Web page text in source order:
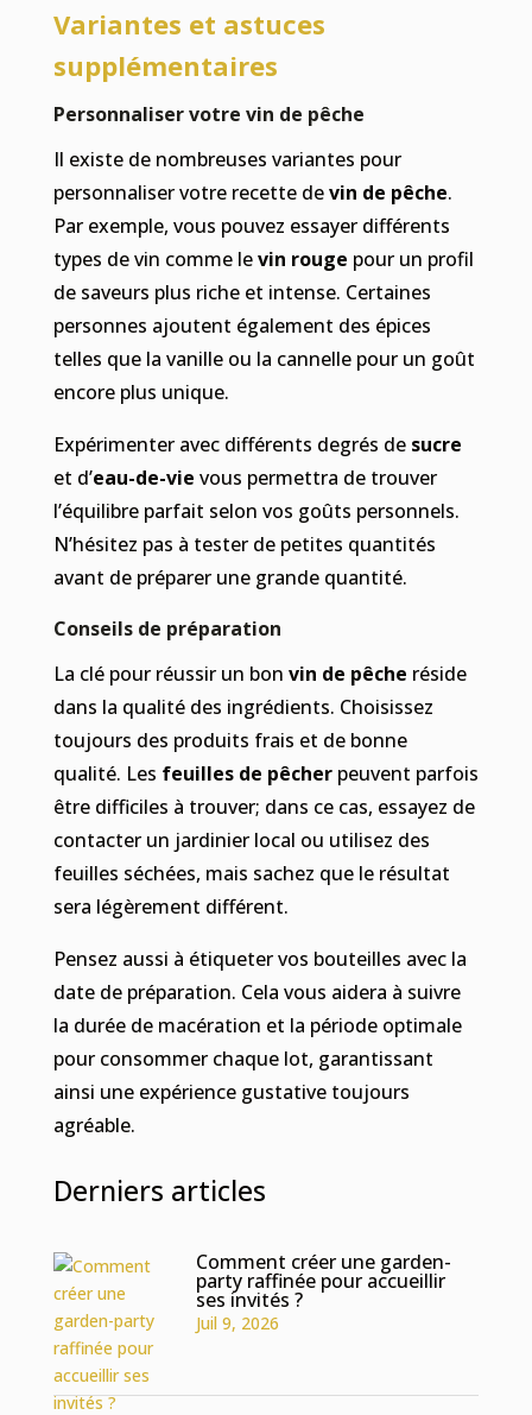
Variantes et astuces
supplémentaires
Personnaliser votre vin de pêche
Il existe de nombreuses variantes pour
personnaliser votre recette devin de pêche.
Par exemple, vous pouvez essayer différents
types de vin comme levin rouge pour un profil
de saveurs plus riche et intense. Certaines
personnes ajoutent également des épices
telles que la vanille ou la cannelle pour un goût
encore plus unique.
Expérimenter avec différents degrés de sucre
et d’eau-de-vie vous permettra de trouver
l’équilibre parfait selon vos goûts personnels.
N’hésitez pas à tester de petites quantités
avant de préparer une grande quantité.
Conseils de préparation
La clé pour réussir un bon vin de pêche réside
dans la qualité des ingrédients. Choisissez
toujours des produits frais et de bonne
qualité. Les feuilles de pêcherpeuvent parfois
être difficiles à trouver; dans ce cas, essayez de
contacter un jardinier local ou utilisez des
feuilles séchées, mais sachez que le résultat
sera légèrement différent.
Pensez aussi à étiqueter vos bouteilles avec la
date de préparation. Cela vous aidera à suivre
la durée de macération et la période optimale
pour consommer chaque lot, garantissant
ainsi une expérience gustative toujours
agréable.
Derniers articles
Comment créer une garden-
party raffinée pour accueillir
ses invités ?
Juil 9, 2026